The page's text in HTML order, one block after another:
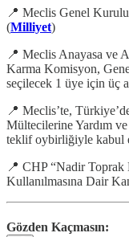
📍 Meclis Genel
(Milliyet)
📍 Meclis Anayasa ve
Karma Komisyon,
seçilecek 1 üye için üç
📍 Meclis’te,
Mültecilerine Yardım ve
teklif oybirliğiyle kabul
📍 CHP “Nadir Toprak
Kullanılmasına Dair
Gözden Kaçmasın: